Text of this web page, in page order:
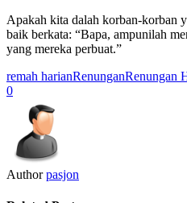
Apakah kita dalah korban-korban
baik berkata: “Bapa, ampunilah
yang mereka perbuat.”
remah harianRenunganRenungan
0
Author pasjon